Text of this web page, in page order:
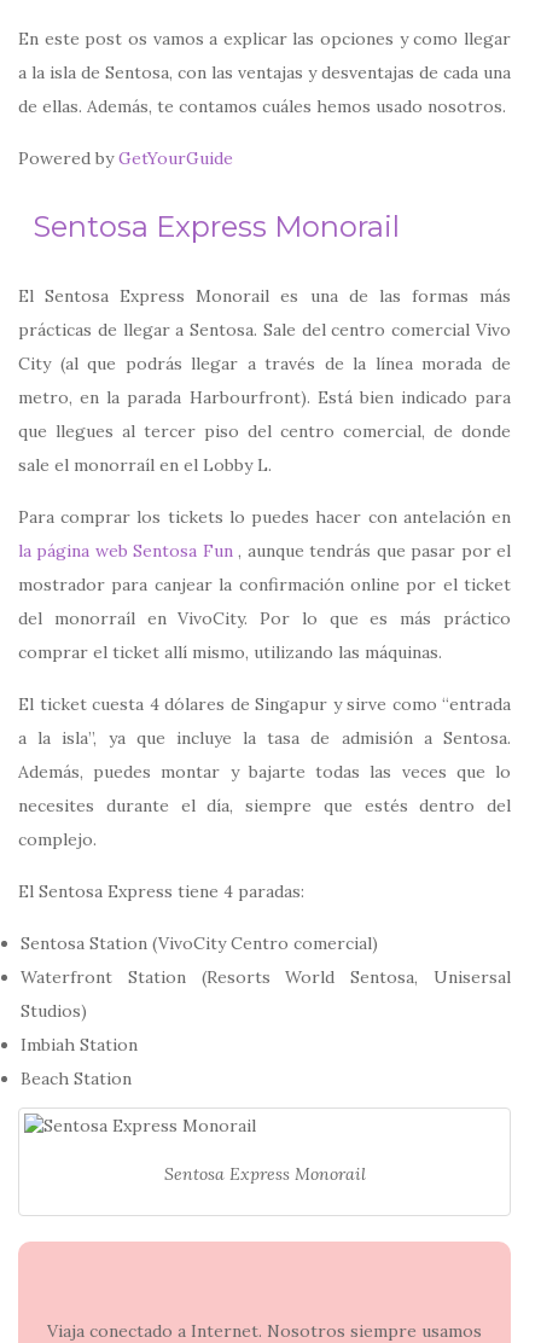
En este post os vamos a explicar las opciones y como llegar
a la isla de Sentosa, con las ventajas y desventajas de cada una
de ellas. Además, te contamos cuáles hemos usado nosotros.
Powered byGetYourGuide
Sentosa Express Monorail
El Sentosa Express Monorail es una de las formas más
prácticas de llegar a Sentosa. Sale del centro comercial Vivo
City (al que podrás llegar a través de la línea morada de
metro, en la parada Harbourfront). Está bien indicado para
que llegues al tercer piso del centro comercial, de donde
sale el monorraíl en el Lobby L.
Para comprar los tickets lo puedes hacer con antelación en
la página web Sentosa Fun , aunque tendrás que pasar por el
mostrador para canjear la confirmación online por el ticket
del monorraíl en VivoCity. Por lo que es más práctico
comprar el ticket allí mismo, utilizando las máquinas.
El ticket cuesta 4 dólares de Singapur y sirve como “entrada
a la isla”, ya que incluye la tasa de admisión a Sentosa.
Además, puedes montar y bajarte todas las veces que lo
necesites durante el día, siempre que estés dentro del
complejo.
El Sentosa Express tiene 4 paradas:
Sentosa Station (VivoCity Centro comercial)
Waterfront Station (Resorts World Sentosa, Unisersal
Studios)
Imbiah Station
Beach Station
Sentosa Express Monorail
Viaja conectado a Internet. Nosotros siempre usamos